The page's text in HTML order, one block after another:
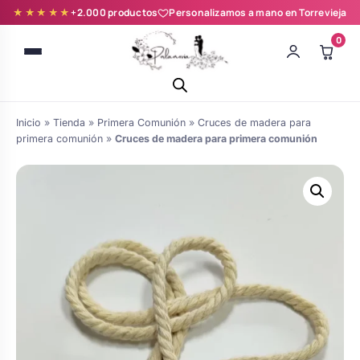
★★★★★+2.000 productos Personalizamos a mano en Torrevieja
0
personalizadas
de boda
Árboles de Huellas para Primera
Comunión
Batas de comunión personalizadas
para niña
Inicio » Tienda » Primera Comunión » Cruces de madera para
primera comunión » Cruces de madera para primera comunión